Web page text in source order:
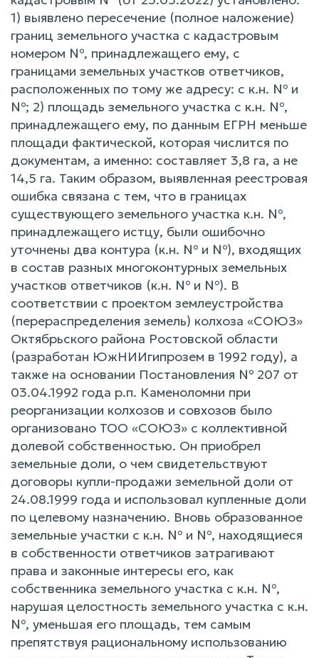
1) выявлено пересечение (полное наложение)
границ земельного участка с кадастровым
номером №, принадлежащего ему, с
границами земельных участков ответчиков,
расположенных по тому же адресу: с к.н. № и
№; 2) площадь земельного участка с к.н. №,
принадлежащего ему, по данным ЕГРН меньше
площади фактической, которая числится по
документам, а именно: составляет 3,8 га, а не
14,5 га. Таким образом, выявленная реестровая
ошибка связана с тем, что в границах
существующего земельного участка к.н. №,
принадлежащего истцу, были ошибочно
уточнены два контура (к.н. № и №), входящих
в состав разных многоконтурных земельных
участков ответчиков (к.н. № и №). В
соответствии с проектом землеустройства
(перераспределения земель) колхоза «СОЮЗ»
Октябрьского района Ростовской области
(разработан ЮжНИИгипрозем в 1992 году), а
также на основании Постановления № 207 от
03.04.1992 года р.п. Каменоломни при
реорганизации колхозов и совхозов было
организовано ТОО «СОЮЗ» с коллективной
долевой собственностью. Он приобрел
земельные доли, о чем свидетельствуют
договоры купли-продажи земельной доли от
24.08.1999 года и использовал купленные доли
по целевому назначению. Вновь образованное
земельные участки с к.н. № и №, находящиеся
в собственности ответчиков затрагивают
права и законные интересы его, как
собственника земельного участка с к.н. №,
нарушая целостность земельного участка с к.н.
№, уменьшая его площадь, тем самым
препятствуя рациональному использованию